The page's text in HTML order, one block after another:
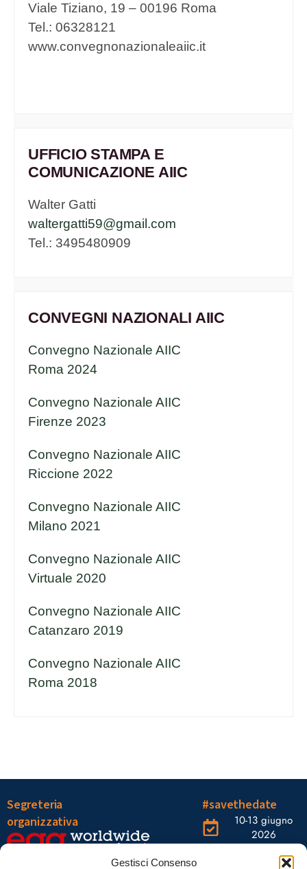
Gestisci Consenso
Viale Tiziano, 19 – 00196 Roma
Tel.: 06328121
www.convegnonazionaleaiic.it
UFFICIO STAMPA E
COMUNICAZIONE AIIC
Walter Gatti
waltergatti59@gmail.com
Tel.: 3495480909
CONVEGNI NAZIONALI AIIC
Convegno Nazionale AIIC
Roma 2024
Convegno Nazionale AIIC
Firenze 2023
Convegno Nazionale AIIC
Riccione 2022
Convegno Nazionale AIIC
Milano 2021
Convegno Nazionale AIIC
Virtuale 2020
Convegno Nazionale AIIC
Catanzaro 2019
Convegno Nazionale AIIC
Roma 2018
Segreteria
organizzativa
#savethedate
10-13 giugno
2026
OGR Torino